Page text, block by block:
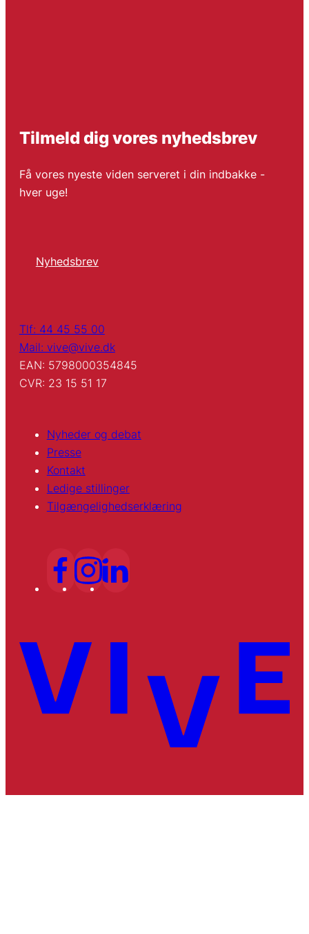
Tilmeld dig vores nyhedsbrev
Få vores nyeste viden serveret i din indbakke -
hver uge!
Nyhedsbrev
Tlf: 44 45 55 00
Mail: vive@vive.dk
EAN: 5798000354845
CVR: 23 15 51 17
Nyheder og debat
Presse
Kontakt
Ledige stillinger
Tilgængelighedserklæring